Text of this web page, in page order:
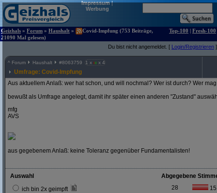
Impressum|
Werbung
Geizhals » Forum » Haushalt »
Covid-Impfung (753 Beiträge,
21090 Mal gelesen)
Top-100 | Fresh-100
Du bist nicht angemeldet. [ Login/Registrieren ]
^ Forum Haushalt #8063759 1 x x 4
Umfrage: Covid-Impfung
Aus aktuellem Anlaß: wer hat schon, und will nochmal? Wer ist durch? Wer
bewußt als Umfrage angelegt, damit ihr später einen anderen "Zustand"
mfg
AVS
aus gegebenem Anlaß: keine Toleranz gegenüber Fundamentalisten!
Auswahl
Abgegebene
ich bin 2x geimpft
28 15